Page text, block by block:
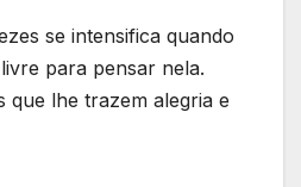
se intensifica quando
para pensar nela.
que lhe trazem alegria e